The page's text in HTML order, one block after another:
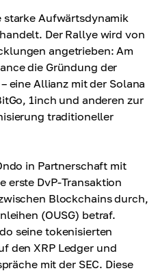
starke Aufwärtsdynamik
Der Rallye wird von
angetrieben: Am
die Gründung der
eine Allianz mit der Solana
1inch und anderen zur
traditioneller
in Partnerschaft mit
erste DvP-Transaktion
Blockchains durch,
(OUSG) betraf.
seine tokenisierten
den XRP Ledger und
mit der SEC. Diese